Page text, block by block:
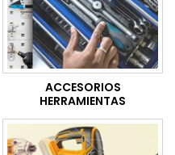
ACCESORIOS
HERRAMIENTAS